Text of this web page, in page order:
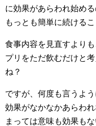
に効果があらわれ始め
もっとも簡単に続ける
食事内容を見直すより
プリをただ飲むだけと
ね？
ですが、何度も言うよ
効果がなかなかあらわ
まっては意味も効果も